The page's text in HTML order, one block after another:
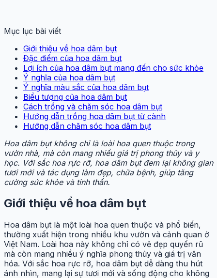
Mục lục bài viết
Giới thiệu về hoa dâm bụt
Đặc điểm của hoa dâm bụt
Lợi ích của hoa dâm bụt mang đến cho sức khỏe
Ý nghĩa của hoa dâm bụt
Ý nghĩa màu sắc của hoa dâm bụt
Biểu tượng của hoa dâm bụt
Cách trồng và chăm sóc hoa dâm bụt
Hướng dẫn trồng hoa dâm bụt từ cành
Hướng dẫn chăm sóc hoa dâm bụt
Hoa dâm bụt không chỉ là loài hoa quen thuộc trong
vườn nhà, mà còn mang nhiều giá trị phong thủy và y
học. Với sắc hoa rực rỡ, hoa dâm bụt đem lại không gian
tươi mới và tác dụng làm đẹp, chữa bệnh, giúp tăng
cường sức khỏe và tinh thần.
Giới thiệu về hoa dâm bụt
Hoa dâm bụt là một loài hoa quen thuộc và phổ biến,
thường xuất hiện trong nhiều khu vườn và cảnh quan ở
Việt Nam. Loài hoa này không chỉ có vẻ đẹp quyến rũ
mà còn mang nhiều ý nghĩa phong thủy và giá trị văn
hóa. Với sắc hoa rực rỡ, hoa dâm bụt dễ dàng thu hút
ánh nhìn, mang lại sự tươi mới và sống động cho không